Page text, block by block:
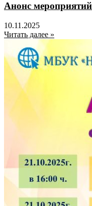
Анонс мероприятий
10.11.2025
Читать далее »